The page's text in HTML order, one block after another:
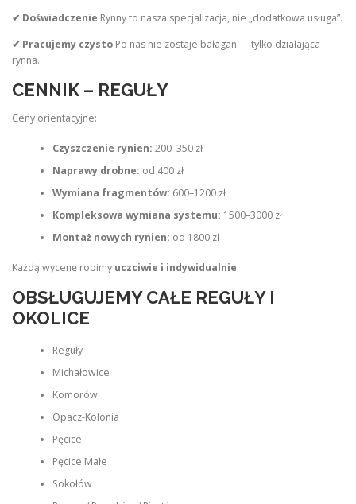
✔ Doświadczenie Rynny to nasza specjalizacja, nie „dodatkowa usługa”.
✔ Pracujemy czysto Po nas nie zostaje bałagan — tylko działająca
rynna.
CENNIK – REGUŁY
Ceny orientacyjne:
Czyszczenie rynien: 200–350 zł
Naprawy drobne: od 400 zł
Wymiana fragmentów: 600–1200 zł
Kompleksowa wymiana systemu: 1500–3000 zł
Montaż nowych rynien: od 1800 zł
Każdą wycenę robimy uczciwie i indywidualnie.
OBSŁUGUJEMY CAŁE REGUŁY I
OKOLICE
Reguły
Michałowice
Komorów
Opacz‑Kolonia
Pęcice
Pęcice Małe
Sokołów